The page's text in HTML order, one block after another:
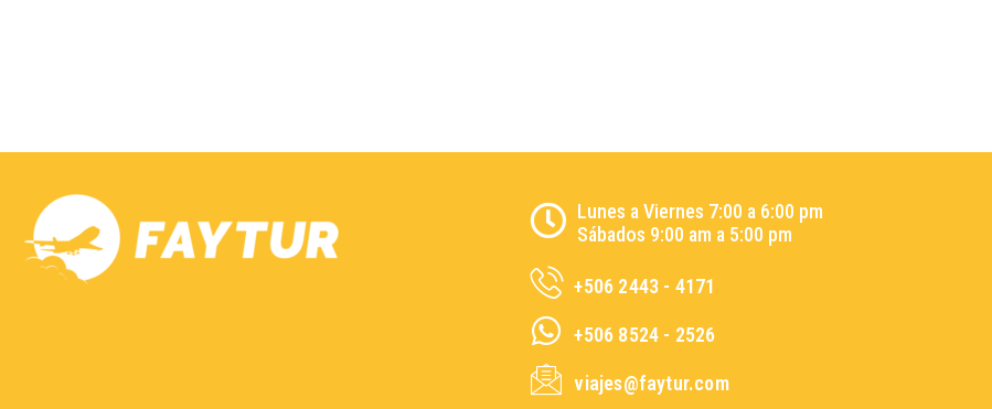
Lunes a Viernes 7:00 a 6:00 pm
Sábados 9:00 am a 5:00 pm
+506 2443 - 4171
+506 8524 - 2526
viajes@faytur.com